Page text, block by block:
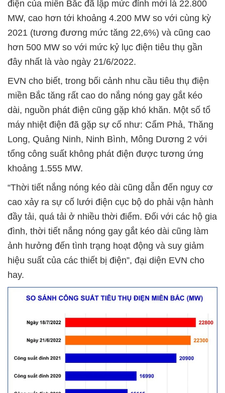
điện của miền Bắc đã lập mức đỉnh mới là 22.800
MW, cao hơn tới khoảng 4.200 MW so với cùng kỳ
2021 (tương đương mức tăng 22,6%) và cũng cao
hơn 500 MW so với mức kỷ lục điện tiêu thụ gần
đây nhất là vào ngày 21/6/2022.
EVN cho biết, trong bối cảnh nhu cầu tiêu thụ điện
miền Bắc tăng rất cao do nắng nóng gay gắt kéo
dài, nguồn phát điện cũng gặp khó khăn. Một số tổ
máy nhiệt điện đã gặp sự cố như: Cẩm Phả, Thăng
Long, Quảng Ninh, Ninh Bình, Mông Dương 2 với
tổng công suất không phát điện được tương ứng
khoảng 1.555 MW.
“Thời tiết nắng nóng kéo dài cũng dẫn đến nguy cơ
cao xảy ra sự cố lưới điện cục bộ do phải vận hành
đầy tải, quá tải ở nhiều thời điểm. Đối với các hộ gia
đình, thời tiết nắng nóng gay gắt kéo dài cũng làm
ảnh hưởng đến tình trạng hoạt động và suy giảm
hiệu suất của các thiết bị điện”, đại diện EVN cho
hay.